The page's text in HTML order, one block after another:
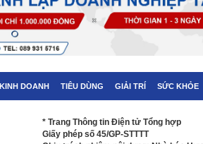
KINH DOANH TIÊU DÙNG GIẢI TRÍ SỨC KHỎE
* Trang Thông tin Điện tử Tổng hợp
Giấy phép số 45/GP-STTTT